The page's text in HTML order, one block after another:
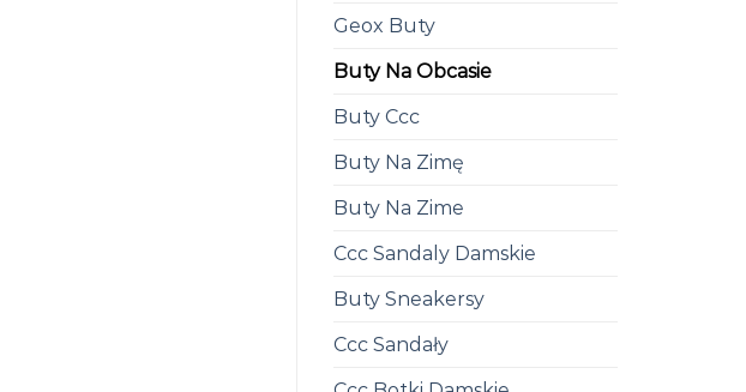
Geox Buty
Buty Na Obcasie
Buty Ccc
Buty Na Zimę
Buty Na Zime
Ccc Sandaly Damskie
Buty Sneakersy
Ccc Sandały